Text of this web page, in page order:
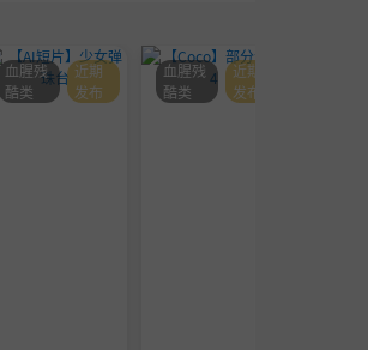
血腥残
酷类
近期
发布
血腥残
酷类
近期
发布